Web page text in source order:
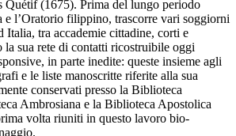
Quétif (1675). Prima del lungo periodo
e l’Oratorio filippino, trascorre vari soggiorni
Italia, tra accademie cittadine, corti e
la sua rete di contatti ricostruibile oggi
in parte inedite: queste insieme agli
e le liste manoscritte riferite alla sua
conservati presso la Biblioteca
Ambrosiana e la Biblioteca Apostolica
volta riuniti in questo lavoro bio-